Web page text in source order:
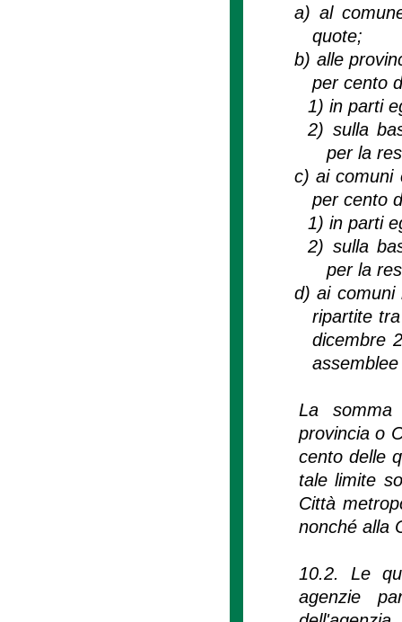
a) al
quote;
b) alle
per cento
1)in parti
2) sulla
per la
c)ai comuni
per cento
1)in parti
2) sulla
per la
d)ai comuni
ripartite
dicembre
La somma
provincia o
cento delle
tale limite
Città
nonché alla
10.2. Le
agenzie